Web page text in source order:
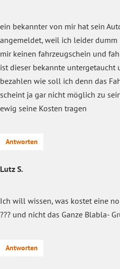
ein bekannter von mir hat sein
angemeldet, weil ich leider
mir keinen fahrzeugschein und
ist dieser bekannte untergetaucht
bezahlen wie soll ich denn das
scheint ja gar nicht möglich zu
ewig seine Kosten tragen
Antworten
Lutz S.
Ich will wissen, was kostet eine
??? und nicht das Ganze Blabla-
Antworten